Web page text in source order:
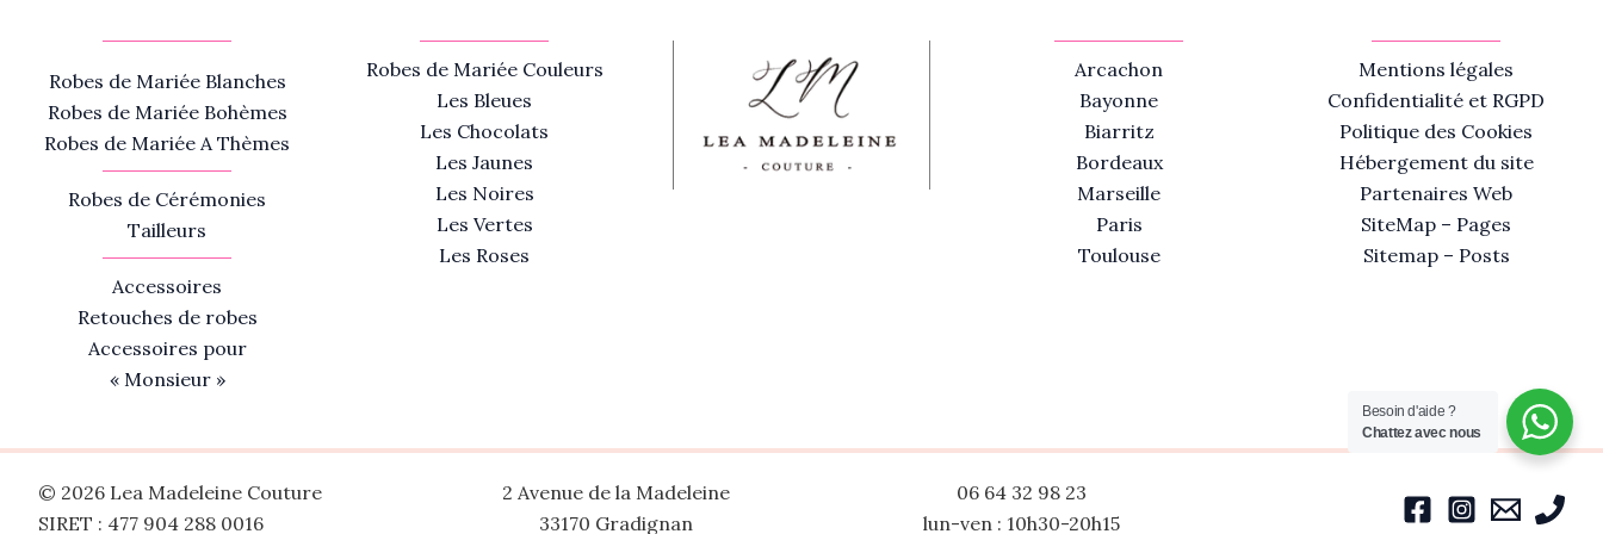
Robes de Mariée Blanches
Robes de Mariée Bohèmes
Robes de Mariée A Thèmes
Robes de Cérémonies
Tailleurs
Accessoires
Retouches de robes
Accessoires pour
« Monsieur »
Robes de Mariée Couleurs
Les Bleues
Les Chocolats
Les Jaunes
Les Noires
Les Vertes
Les Roses
Arcachon
Bayonne
Biarritz
Bordeaux
Marseille
Paris
Toulouse
Mentions légales
Confidentialité et RGPD
Politique des Cookies
Hébergement du site
Partenaires Web
SiteMap – Pages
Sitemap – Posts
© 2026 Lea Madeleine Couture
SIRET : 477 904 288 0016
2 Avenue de la Madeleine
33170 Gradignan
06 64 32 98 23
lun-ven : 10h30-20h15
Besoin d'aide ?
Chattez avec nous